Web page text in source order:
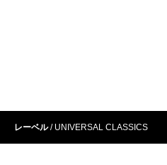
レーベル UNIVERSAL CLASSICS